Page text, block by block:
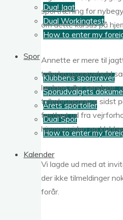
Dual Jagt
Dual Workingtest
How to enter my
Spor
Klubbens sporprøver
Sporudvalgets
Årets sportoller
Dual Spor
How to enter my
Kalender
sportræning for
om dette kursus på
Annette er mere til
tollerbrugsprøvehold
lørdage eller søndage,
tollerbrugsprøve sidst
fastlagt ud fra
hjemmesiden og
Vi lagde ud med at
der ikke tilmeldinger
forår.